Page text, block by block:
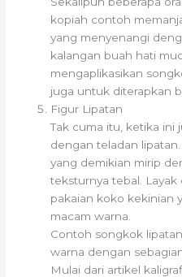
kopiah contoh
yang menyenangi
kalangan buah hati
mengaplikasikan
juga untuk diterapkan
Figur Lipatan
Tak cuma itu, ketika ini
dengan teladan
yang demikian mirip
teksturnya tebal.
pakaian koko kekinian
macam warna.
Contoh songkok
warna dengan
Mulai dari artikel